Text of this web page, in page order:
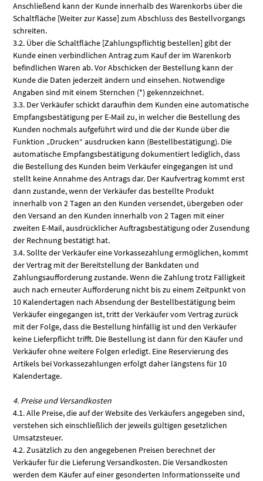
Anschließend kann der Kunde innerhalb des Warenkorbs über die
Schaltfläche [Weiter zur Kasse] zum Abschluss des Bestellvorgangs
schreiten.
3.2. Über die Schaltfläche [Zahlungspflichtig bestellen] gibt der
Kunde einen verbindlichen Antrag zum Kauf der im Warenkorb
befindlichen Waren ab. Vor Abschicken der Bestellung kann der
Kunde die Daten jederzeit ändern und einsehen. Notwendige
Angaben sind mit einem Sternchen (*) gekennzeichnet.
3.3. Der Verkäufer schickt daraufhin dem Kunden eine automatische
Empfangsbestätigung per E-Mail zu, in welcher die Bestellung des
Kunden nochmals aufgeführt wird und die der Kunde über die
Funktion „Drucken“ ausdrucken kann (Bestellbestätigung). Die
automatische Empfangsbestätigung dokumentiert lediglich, dass
die Bestellung des Kunden beim Verkäufer eingegangen ist und
stellt keine Annahme des Antrags dar. Der Kaufvertrag kommt erst
dann zustande, wenn der Verkäufer das bestellte Produkt
innerhalb von 2 Tagen an den Kunden versendet, übergeben oder
den Versand an den Kunden innerhalb von 2 Tagen mit einer
zweiten E-Mail, ausdrücklicher Auftragsbestätigung oder Zusendung
der Rechnung bestätigt hat.
3.4. Sollte der Verkäufer eine Vorkassezahlung ermöglichen, kommt
der Vertrag mit der Bereitstellung der Bankdaten und
Zahlungsaufforderung zustande. Wenn die Zahlung trotz Fälligkeit
auch nach erneuter Aufforderung nicht bis zu einem Zeitpunkt von
10 Kalendertagen nach Absendung der Bestellbestätigung beim
Verkäufer eingegangen ist, tritt der Verkäufer vom Vertrag zurück
mit der Folge, dass die Bestellung hinfällig ist und den Verkäufer
keine Lieferpflicht trifft. Die Bestellung ist dann für den Käufer und
Verkäufer ohne weitere Folgen erledigt. Eine Reservierung des
Artikels bei Vorkassezahlungen erfolgt daher längstens für 10
Kalendertage.
4. Preise und Versandkosten
4.1. Alle Preise, die auf der Website des Verkäufers angegeben sind,
verstehen sich einschließlich der jeweils gültigen gesetzlichen
Umsatzsteuer.
4.2. Zusätzlich zu den angegebenen Preisen berechnet der
Verkäufer für die Lieferung Versandkosten. Die Versandkosten
werden dem Käufer auf einer gesonderten Informationsseite und